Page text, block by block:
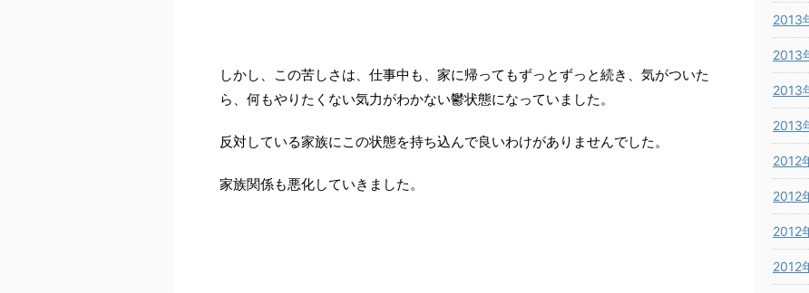
しかし、この苦しさは、仕事中も、家に帰ってもずっとずっと続き、気がついた
ら、何もやりたくない気力がわかない鬱状態になっていました。
反対している家族にこの状態を持ち込んで良いわけがありませんでした。
家族関係も悪化していきました。
2013
2013
2013
2013
2012
2012
2012
2012